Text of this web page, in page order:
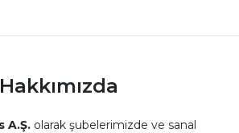
Hakkımızda
A.Ş.olarak şubelerimizde ve sanal